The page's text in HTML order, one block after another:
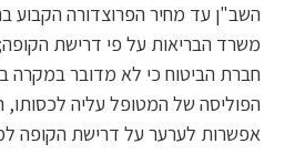
השב"ן עד מחיר הפרוצדורה הקבוע
משרד הבריאות על פי דרישת
חברת הביטוח כי לא מדובר במקרה
הפוליסה של המטופל עליה לכסותו,
אפשרות לערער על דרישת הקופה